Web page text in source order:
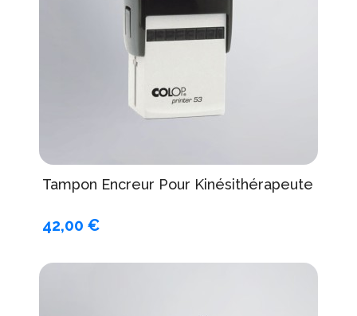
Tampon Encreur Pour Kinésithérapeute
42,00 €